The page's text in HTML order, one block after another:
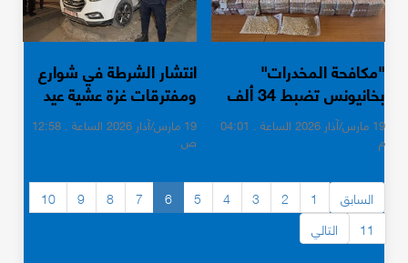
"مكافحة المخدرات"
بخانيونس تضبط 34 ألف
حبة مخدرة و13 فرش
حشيش 19 مارس/آذار 2026 الساعة . 04:01
م
انتشار الشرطة في شوارع
ومفترقات غزة عشية عيد
الفطر 19 مارس/آذار 2026 الساعة . 12:58
ص
السابق 1
2
3
4
5
6
7
8
9
10
11
التالي